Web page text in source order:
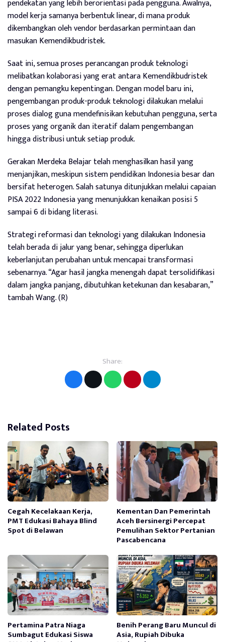
pendekatan yang lebih berorientasi pada pengguna. Awalnya,
model kerja samanya berbentuk linear, di mana produk
dikembangkan oleh vendor berdasarkan permintaan dan
masukan Kemendikbudristek.
Saat ini, semua proses perancangan produk teknologi
melibatkan kolaborasi yang erat antara Kemendikbudristek
dengan pemangku kepentingan. Dengan model baru ini,
pengembangan produk-produk teknologi dilakukan melalui
proses dialog guna mendefinisikan kebutuhan pengguna, serta
proses yang organik dan iteratif dalam pengembangan
hingga distribusi untuk setiap produk.
Gerakan Merdeka Belajar telah menghasilkan hasil yang
menjanjikan, meskipun sistem pendidikan Indonesia besar dan
bersifat heterogen. Salah satunya ditunjukkan melalui capaian
PISA 2022 Indonesia yang menunjukkan kenaikan posisi 5
sampai 6 di bidang literasi.
Strategi reformasi dan teknologi yang dilakukan Indonesia
telah berada di jalur yang benar, sehingga diperlukan
keberlanjutan perubahan untuk mencapai transformasi
sebenarnya. “Agar hasil jangka menengah dapat tersolidifikasi
dalam jangka panjang, dibutuhkan ketekunan dan kesabaran,”
tambah Wang. (R)
Share:
Related Posts
Cegah Kecelakaan Kerja,
PMT Edukasi Bahaya Blind
Spot di Belawan
Kementan Dan Pemerintah
Aceh Bersinergi Percepat
Pemulihan Sektor Pertanian
Pascabencana
Pertamina Patra Niaga
Sumbagut Edukasi Siswa
Benih Perang Baru Muncul di
Asia, Rupiah Dibuka